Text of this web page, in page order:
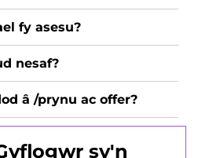
fy asesu?
nesaf?
â /prynu ac offer?
sy'n